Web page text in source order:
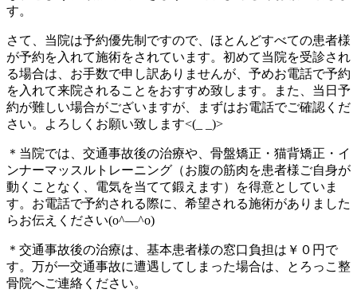
す。
さて、当院は予約優先制ですので、ほとんどすべての患者様
が予約を入れて施術をされています。初めて当院を受診され
る場合は、お手数で申し訳ありませんが、予めお電話で予約
を入れて来院されることをおすすめ致します。また、当日予
約が難しい場合がございますが、まずはお電話でご確認くだ
さい。よろしくお願い致します<(_ _)>
＊当院では、交通事故後の治療や、骨盤矯正・猫背矯正・イ
ンナーマッスルトレーニング（お腹の筋肉を患者様ご自身が
動くことなく、電気を当てて鍛えます）を得意としていま
す。お電話で予約される際に、希望される施術がありました
らお伝えください(o^―^o)
＊交通事故後の治療は、基本患者様の窓口負担は￥０円で
す。万が一交通事故に遭遇してしまった場合は、とろっこ整
骨院へご連絡ください。